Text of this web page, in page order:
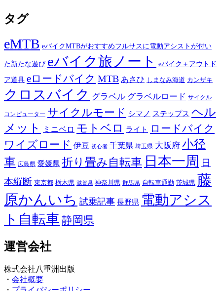
タグ
eMTB eバイクMTBがおすすめフルサスに電動アシストが付い
た新たな遊び eバイク旅ノート
eバイク＋アウトド
ア道具 eロードバイク MTB あさひ しまなみ海道 カンザキ
クロスバイク グラベル グラベルロード サイクル
コンピューター サイクルモード シマノ ステップス ヘル
メット
ミニベロ モトベロ ライト
ロードバイク
ワイズロード 伊豆 初心者 千葉県 埼玉県 大阪府 小径
車 広島県 愛媛県 折り畳み自転車 日本一周
日
本縦断 東京都 栃木県 滋賀県 神奈川県 群馬県 自転車通勤 茨城県 藤
原かんいち 試乗記事 長野県 電動アシス
ト自転車 静岡県
運営会社
株式会社八重洲出版
・ 会社概要